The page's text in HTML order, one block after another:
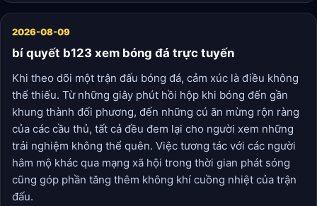
2026-08-09
bí quyết b123 xem bóng đá trực tuyến
Khi theo dõi một trận đấu bóng đá, cảm xúc là điều không
thể thiếu. Từ những giây phút hồi hộp khi bóng đến gần
khung thành đối phương, đến những cú ăn mừng rộn ràng
của các cầu thủ, tất cả đều đem lại cho người xem những
trải nghiệm không thể quên. Việc tương tác với các người
hâm mộ khác qua mạng xã hội trong thời gian phát sóng
cũng góp phần tăng thêm không khí cuồng nhiệt của trận
đấu.